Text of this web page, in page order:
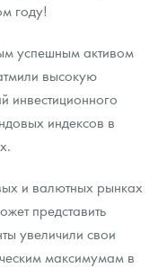
данных
году!
успешным активом
высокую
инвестиционного
индексов в
и валютных рынках
представить
увеличили свои
максимумам в